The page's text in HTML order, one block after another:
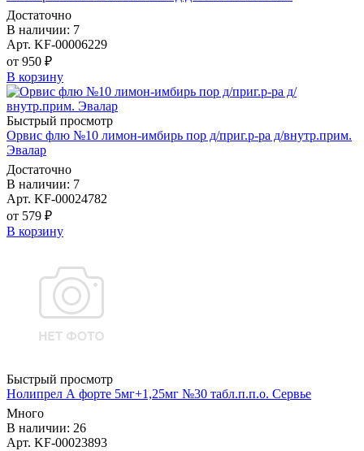
Достаточно
В наличии: 7
Арт. KF-00006229
от 950 ₽
В корзину
Быстрый просмотр
Орвис флю №10 лимон-имбирь пор д/приг.р-ра д/внутр.прим.
Эвалар
Достаточно
В наличии: 7
Арт. KF-00024782
от 579 ₽
В корзину
Быстрый просмотр
Нолипрел А форте 5мг+1,25мг №30 табл.п.п.о. Сервье
Много
В наличии: 26
Арт. KF-00023893